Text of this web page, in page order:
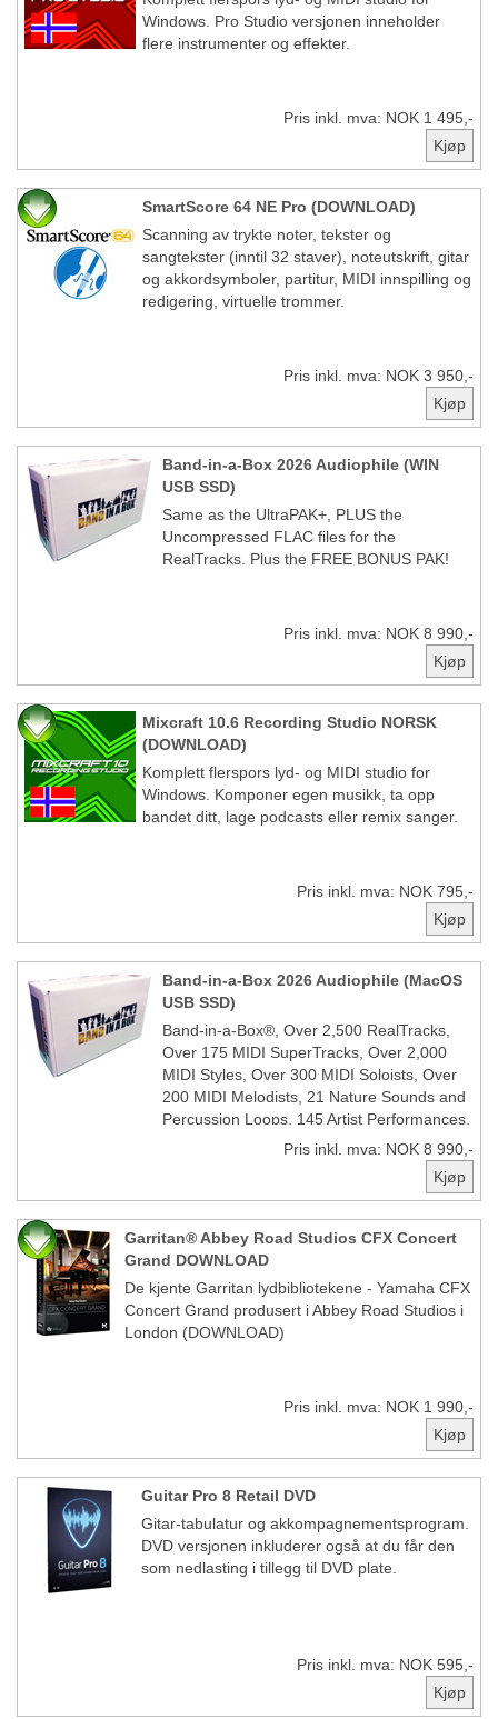
Windows. Pro Studio versjonen inneholder
flere instrumenter og effekter.
Pris inkl. mva: NOK 1 495,-
SmartScore 64 NE Pro (DOWNLOAD)
Scanning av trykte noter, tekster og
sangtekster (inntil 32 staver), noteutskrift, gitar
og akkordsymboler, partitur, MIDI innspilling og
redigering, virtuelle trommer.
Pris inkl. mva: NOK 3 950,-
Band-in-a-Box 2026 Audiophile (WIN
USB SSD)
Same as the UltraPAK+, PLUS the
Uncompressed FLAC files for the
RealTracks. Plus the FREE BONUS PAK!
Pris inkl. mva: NOK 8 990,-
Mixcraft 10.6 Recording Studio NORSK
(DOWNLOAD)
Komplett flerspors lyd- og MIDI studio for
Windows. Komponer egen musikk, ta opp
bandet ditt, lage podcasts eller remix sanger.
Pris inkl. mva: NOK 795,-
Band-in-a-Box 2026 Audiophile (MacOS
USB SSD)
Band-in-a-Box®, Over 2,500 RealTracks,
Over 175 MIDI SuperTracks, Over 2,000
MIDI Styles, Over 300 MIDI Soloists, Over
200 MIDI Melodists, 21 Nature Sounds and
Percussion Loops, 145 Artist Performances,
1,000 Dubstep, Modern and Top 40 Loops,
Lessons PAK, and the FREE BONUS PAK -
RealTracks and RealDrums
Pris inkl. mva: NOK 8 990,-
Garritan® Abbey Road Studios CFX Concert
Grand DOWNLOAD
De kjente Garritan lydbibliotekene - Yamaha CFX
Concert Grand produsert i Abbey Road Studios i
London (DOWNLOAD)
Pris inkl. mva: NOK 1 990,-
Guitar Pro 8 Retail DVD
Gitar-tabulatur og akkompagnementsprogram.
DVD versjonen inkluderer også at du får den
som nedlasting i tillegg til DVD plate.
Pris inkl. mva: NOK 595,-